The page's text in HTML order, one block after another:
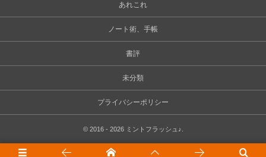
あれこれ
ノート術、手帳
書評
未分類
プライバシーポリシー
© 2016 - 2026 ミントフラッシュ♪